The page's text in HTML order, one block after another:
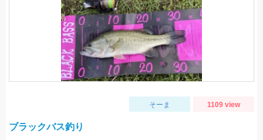
そーま 1109 view
ブラックバス釣り